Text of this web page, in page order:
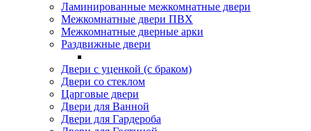
Ламинированные межкомнатные двери
Межкомнатные двери ПВХ
Межкомнатные дверные арки
Раздвижные двери
Двери с уценкой (с браком)
Двери со стеклом
Царговые двери
Двери для Ванной
Двери для Гардероба